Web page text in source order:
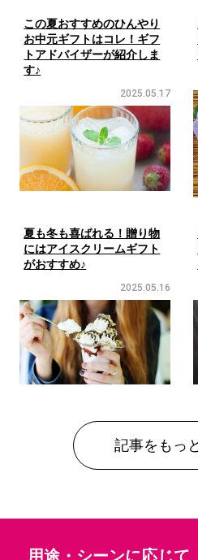
この夏おすすめのひんやり
お中元ギフトはコレ！ギフ
トアドバイザーが紹介しま
す♪
2025.05.17
夏も冬も喜ばれる！贈り物
にはアイスクリームギフト
がおすすめ♪
2025.05.16
記事をもっ